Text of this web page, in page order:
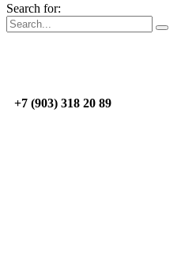
Search for:
+7 (903) 318 20 89